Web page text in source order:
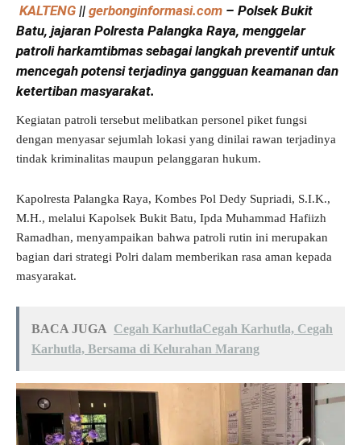
KALTENG || gerbonginformasi.com – Polsek Bukit
Batu, jajaran Polresta Palangka Raya, menggelar
patroli harkamtibmas sebagai langkah preventif untuk
mencegah potensi terjadinya gangguan keamanan dan
ketertiban masyarakat.
Kegiatan patroli tersebut melibatkan personel piket fungsi
dengan menyasar sejumlah lokasi yang dinilai rawan terjadinya
tindak kriminalitas maupun pelanggaran hukum.
Kapolresta Palangka Raya, Kombes Pol Dedy Supriadi, S.I.K.,
M.H., melalui Kapolsek Bukit Batu, Ipda Muhammad Hafiizh
Ramadhan, menyampaikan bahwa patroli rutin ini merupakan
bagian dari strategi Polri dalam memberikan rasa aman kepada
masyarakat.
BACA JUGA Cegah KarhutlaCegah Karhutla, Cegah
Karhutla, Bersama di Kelurahan Marang